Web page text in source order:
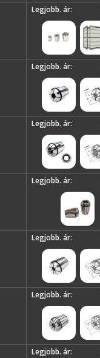
Legjobb. ár:
Legjobb. ár:
Legjobb. ár:
Legjobb. ár:
Legjobb. ár:
Legjobb. ár:
Legjobb. ár: